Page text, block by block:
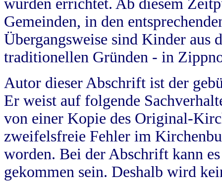
wurden errichtet. Ab diesem
Gemeinden, in den
Übergangsweise sind Kinder aus
traditionellen Gründen - in
Autor dieser Abschrift ist der
Er weist auf folgende
von einer Kopie des Original-
zweifelsfreie Fehler im
worden. Bei der Abschrift kann
gekommen sein. Deshalb wird